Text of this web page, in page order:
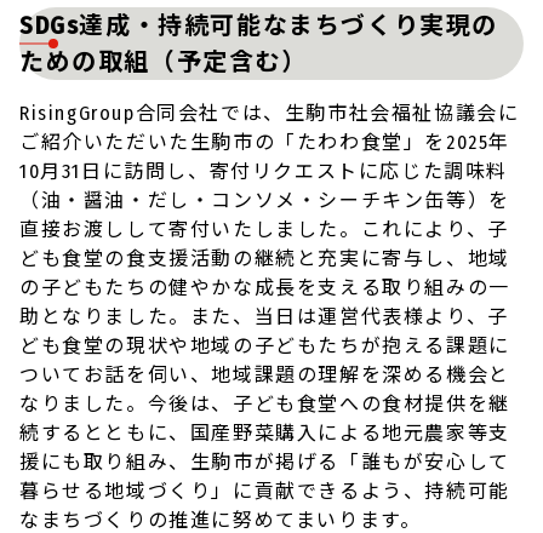
SDGs達成・持続可能なまちづくり実現の
ための取組（予定含む）
RisingGroup合同会社では、生駒市社会福祉協議会に
ご紹介いただいた生駒市の「たわわ食堂」を2025年
10月31日に訪問し、寄付リクエストに応じた調味料
（油・醤油・だし・コンソメ・シーチキン缶等）を
直接お渡しして寄付いたしました。これにより、子
ども食堂の食支援活動の継続と充実に寄与し、地域
の子どもたちの健やかな成長を支える取り組みの一
助となりました。また、当日は運営代表様より、子
ども食堂の現状や地域の子どもたちが抱える課題に
ついてお話を伺い、地域課題の理解を深める機会と
なりました。今後は、子ども食堂への食材提供を継
続するとともに、国産野菜購入による地元農家等支
援にも取り組み、生駒市が掲げる「誰もが安心して
暮らせる地域づくり」に貢献できるよう、持続可能
なまちづくりの推進に努めてまいります。